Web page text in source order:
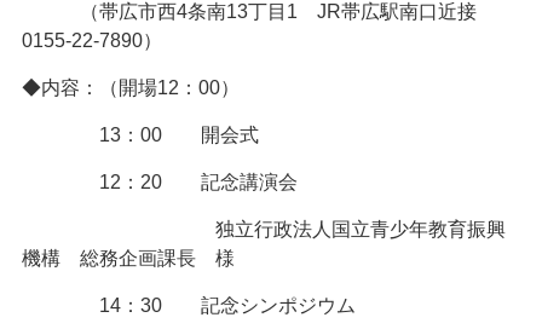
（帯広市西4条南13丁目1 JR帯広駅南口近接
0155-22-7890）
◆内容：（開場12：00）
13：00 開会式
12：20 記念講演会
独立行政法人国立青少年教育振興
機構 総務企画課長 様
14：30 記念シンポジウム